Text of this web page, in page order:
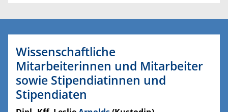
Wissenschaftliche
Mitarbeiterinnen und Mitarbeiter
sowie Stipendiatinnen und
Stipendiaten